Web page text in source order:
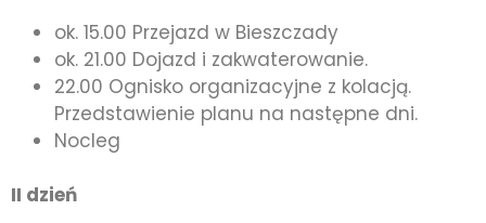
ok. 15.00 Przejazd w Bieszczady
ok. 21.00 Dojazd i zakwaterowanie.
22.00 Ognisko organizacyjne z kolacją.
Przedstawienie planu na następne dni.
Nocleg
II dzień